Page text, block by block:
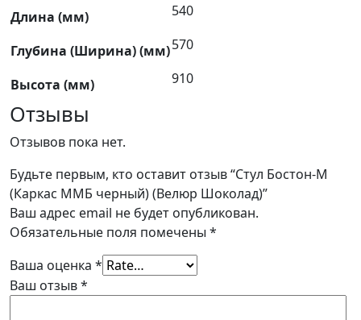
Длина (мм) 540
Глубина (Ширина) (мм)570
Высота (мм) 910
Отзывы
Отзывов пока нет.
Будьте первым, кто оставит отзыв “Стул Бостон-М
(Каркас ММБ черный) (Велюр Шоколад)”
Ваш адрес email не будет опубликован.
Обязательные поля помечены *
Ваша оценка *
Ваш отзыв*